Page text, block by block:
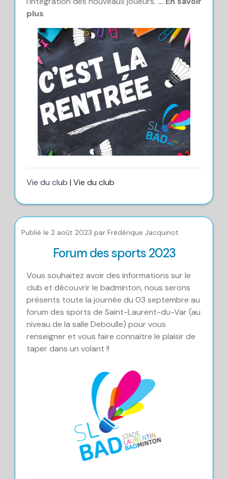
plus
Vie du club | Vie du club
Publié le 2 août 2023 par Frédérique Jacquinot
Forum des sports 2023
Vous souhaitez avoir des informations sur le
club et découvrir le badminton, nous serons
présents toute la journée du 03 septembre au
forum des sports de Saint-Laurent-du-Var (au
niveau de la salle Deboulle) pour vous
renseigner et vous faire connaitre le plaisir de
taper dans un volant !!